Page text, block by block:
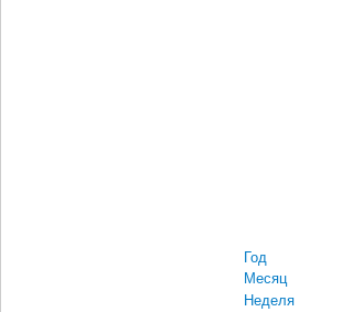
Год
Месяц
Неделя